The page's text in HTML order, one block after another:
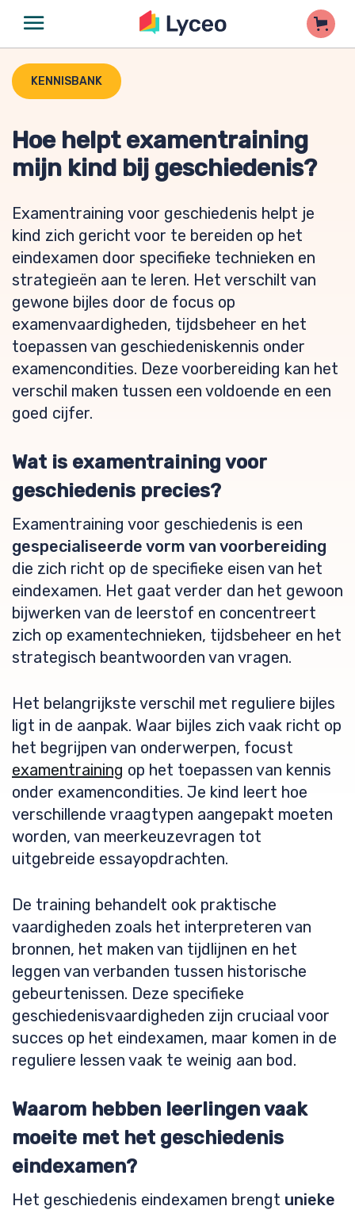
KENNISBANK
Hoe helpt examentraining
mijn kind bij geschiedenis?
Examentraining voor geschiedenis helpt je
kind zich gericht voor te bereiden op het
eindexamen door specifieke technieken en
strategieën aan te leren. Het verschilt van
gewone bijles door de focus op
examenvaardigheden, tijdsbeheer en het
toepassen van geschiedeniskennis onder
examencondities. Deze voorbereiding kan het
verschil maken tussen een voldoende en een
goed cijfer.
Wat is examentraining voor
geschiedenis precies?
Examentraining voor geschiedenis is een
gespecialiseerde vorm van voorbereiding
die zich richt op de specifieke eisen van het
eindexamen. Het gaat verder dan het gewoon
bijwerken van de leerstof en concentreert
zich op examentechnieken, tijdsbeheer en het
strategisch beantwoorden van vragen.
Het belangrijkste verschil met reguliere bijles
ligt in de aanpak. Waar bijles zich vaak richt op
het begrijpen van onderwerpen, focust
examentraining op het toepassen van kennis
onder examencondities. Je kind leert hoe
verschillende vraagtypen aangepakt moeten
worden, van meerkeuzevragen tot
uitgebreide essayopdrachten.
De training behandelt ook praktische
vaardigheden zoals het interpreteren van
bronnen, het maken van tijdlijnen en het
leggen van verbanden tussen historische
gebeurtenissen. Deze specifieke
geschiedenisvaardigheden zijn cruciaal voor
succes op het eindexamen, maar komen in de
reguliere lessen vaak te weinig aan bod.
Waarom hebben leerlingen vaak
moeite met het geschiedenis
eindexamen?
Het geschiedenis eindexamen brengt unieke